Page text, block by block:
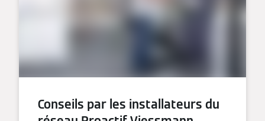
Conseils par les installateurs du